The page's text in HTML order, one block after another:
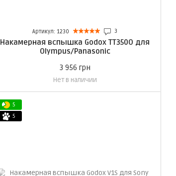
Артикул: 1230 3
Накамерная вспышка Godox TT350O для
Olympus/Panasonic
3 956 грн
Нет в наличии
5
5